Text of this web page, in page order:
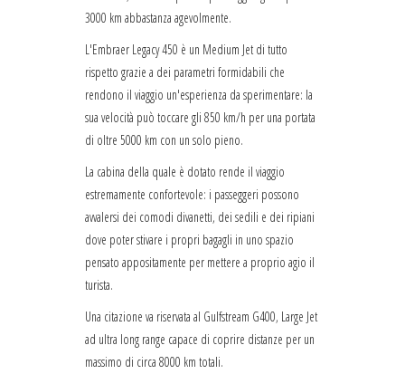
3000 km abbastanza agevolmente.
L'Embraer Legacy 450 è un Medium Jet di tutto
rispetto grazie a dei parametri formidabili che
rendono il viaggio un'esperienza da sperimentare: la
sua velocità può toccare gli 850 km/h per una portata
di oltre 5000 km con un solo pieno.
La cabina della quale è dotato rende il viaggio
estremamente confortevole: i passeggeri possono
avvalersi dei comodi divanetti, dei sedili e dei ripiani
dove poter stivare i propri bagagli in uno spazio
pensato appositamente per mettere a proprio agio il
turista.
Una citazione va riservata al Gulfstream G400, Large Jet
ad ultra long range capace di coprire distanze per un
massimo di circa 8000 km totali.